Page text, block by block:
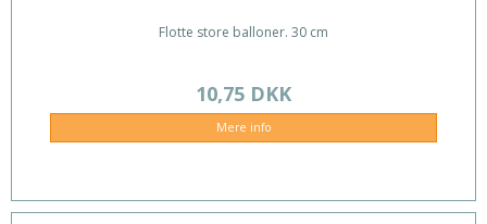
Flotte store balloner. 30 cm
10,75 DKK
Mere info